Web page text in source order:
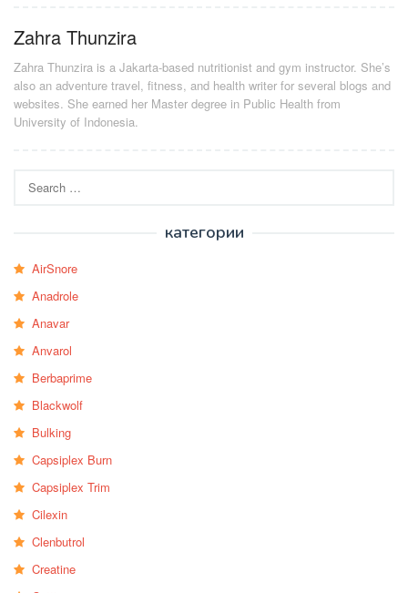
Zahra Thunzira
Zahra Thunzira is a Jakarta-based nutritionist and gym instructor. She’s
also an adventure travel, fitness, and health writer for several blogs and
websites. She earned her Master degree in Public Health from
University of Indonesia.
for:
категории
AirSnore
Anadrole
Anavar
Anvarol
Berbaprime
Blackwolf
Bulking
Capsiplex Burn
Capsiplex Trim
Cilexin
Clenbutrol
Creatine